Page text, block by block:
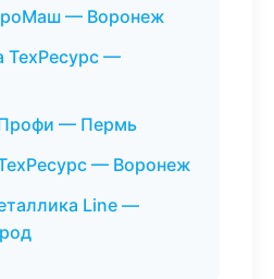
— Воронеж
ТехРесурс —
— Пермь
— Воронеж
Line —